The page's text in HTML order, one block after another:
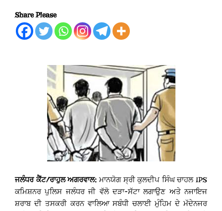
Share Please
ਜਲੰਧਰ ਕੈਂਟ/ਰਾਹੁਲ ਅਗਰਵਾਲ: ਮਾਨਯੋਗ ਸ੍ਰੀ ਕੁਲਦੀਪ ਸਿੰਘ ਚਾਹਲ IPS
ਕਮਿਸ਼ਨਰ ਪੁਲਿਸ ਜਲੰਧਰ ਜੀ ਵੱਲੋ ਦੜਾ-ਸੱਟਾ ਲਗਾਉਣ ਅਤੇ ਨਜਾਇਜ
ਸ਼ਰਾਬ ਦੀ ਤਸਕਰੀ ਕਰਨ ਵਾਲਿਆ ਸਬੰਧੀ ਚਲਾਈ ਮੁੰਹਿਮ ਦੇ ਮੱਦੇਨਜਰ